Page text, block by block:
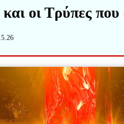
οι Τρύπες που